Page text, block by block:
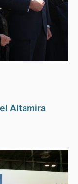
Altamira